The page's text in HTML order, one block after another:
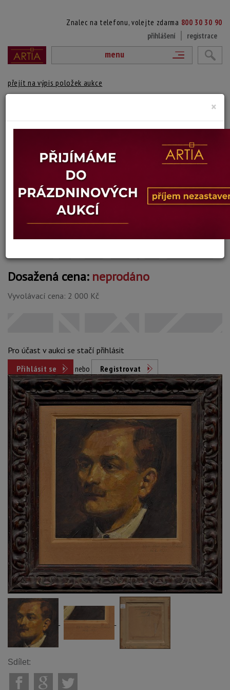
Znalec na telefonu, volejte zdarma 800 30 30 90
přihlášení
registrace
menu
přejít na výpis položek aukce
Autor:Alois Kohout
Nesignováno, přisouzeno autorovi. Rámováno.
Technika: olej na kartonu, datace: 1930
Šířka: 26,5 cm, výška: 26,5 cm, rámování: 49 x 46,5 cm
Stav: dobrý
Konec dražby:12.06.2025 20:38 SELČ
Dosažená cena: neprodáno
Vyvolávací cena: 2 000 Kč
Pro účast v aukci se stačí přihlásit
Přihlásit se
nebo Registrovat
Sdílet:
×